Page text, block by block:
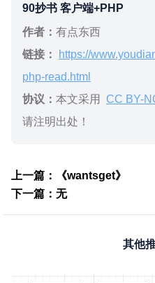
90抄书 客户端+PHP
作者： 有点东西
链接：
https://
php-read.html
协议： 本文采用 CC BY-
请注明出处！
上一篇：《wantsget》
下一篇：无
其他